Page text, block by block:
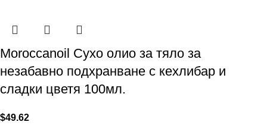
Moroccanoil Сухо олио за тяло за
незабавно подхранване с кехлибар и
сладки цветя 100мл.
$49.62